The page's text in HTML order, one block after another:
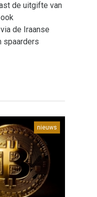
de uitgifte van
de Iraanse
spaarders
nieuws